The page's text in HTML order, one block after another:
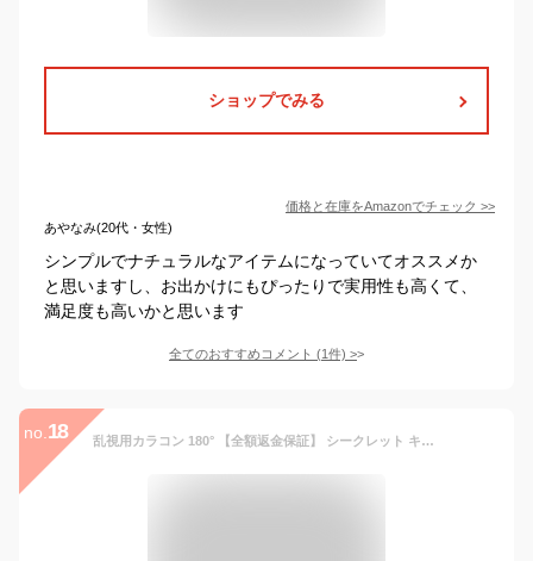
ショップでみる
価格と在庫をAmazonでチェック >>
あやなみ(20代・女性)
シンプルでナチュラルなアイテムになっていてオススメか
と思いますし、お出かけにもぴったりで実用性も高くて、
満足度も高いかと思います
全てのおすすめコメント (1件) >
no. 18 乱視用カラコン 180° 【全額返金保証】 シークレット キャンディーマジック トーリック ワンデー secret candymagic toric 1day／10枚入 送料無料(ネコポス) カラーコンタクト 乱視用コンタクトワンデー 乱視 180度 度あり 度なし 公式 乱視 カラコン 乱視カラコン 乱視用